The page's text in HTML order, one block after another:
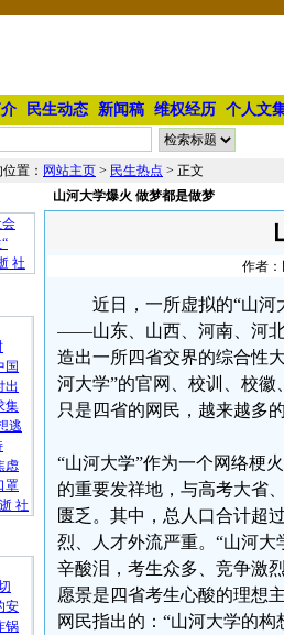
民生动态 新闻稿 维权经历 个人文
置： 网站主页 > 民生热点 > 正文
社
国
出
集
逃
虑
罩
社
安
锅
山河大学爆火 做梦都是做梦
作者：
近日，一所虚拟的“山河
——山东、山西、河南、河北
造出一所四省交界的综合性
河大学”的官网、校训、校
只是四省的网民，越来越多
“山河大学”作为一个网络梗
的重要发祥地，与高考大省
匮乏。其中，总人口合计超
烈、人才外流严重。“山河
辛酸泪，考生众多、竞争激
愿景是四省考生心酸的理想
网民指出的：“山河大学的